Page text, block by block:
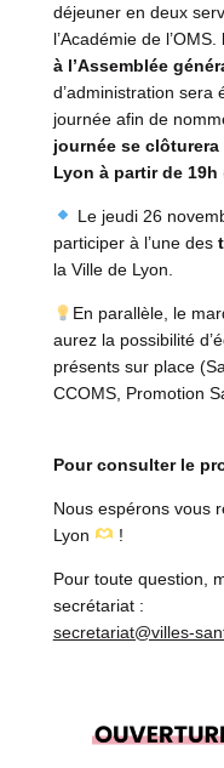
déjeuner en deux
l’Académie de l’OMS.
à l’Assemblée
d’administration sera
journée afin de
journée se
Lyon à partir de 19h
Le jeudi 26
participer à l’une des
la Ville de Lyon.
En parallèle, le
aurez la possibilité
présents sur place
CCOMS, Promotion
Pour consulter le
Nous espérons vous
Lyon
!
Pour toute question,
secrétariat :
secretariat@villes-